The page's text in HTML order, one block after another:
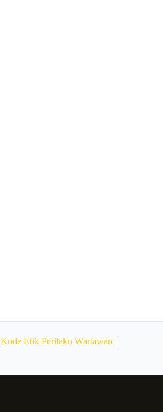
Kode Etik Perilaku Wartawan |